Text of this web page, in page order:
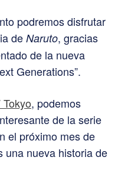
podremos disfrutar
de Naruto, gracias
de la nueva
Generations”.
, podemos
de la serie
el próximo mes de
una nueva historia de